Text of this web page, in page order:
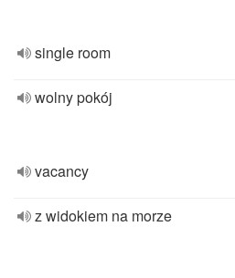
single room
wolny pokój
vacancy
z widokiem na morze